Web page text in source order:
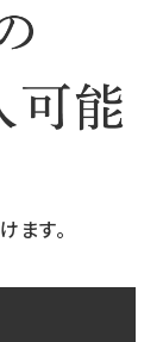
ます。